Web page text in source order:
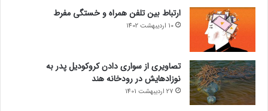
ارتباط بین تلفن همراه و خستگی مفرط
10 اردیبهشت 1402
تصاویری از سواری دادن کروکودیل پدر به
نوزادهایش در رودخانه هند
27 اردیبهشت 1401